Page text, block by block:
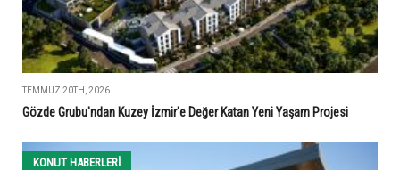
TEMMUZ 20TH, 2026
Gözde Grubu'ndan Kuzey İzmir'e Değer Katan Yeni Yaşam Projesi
KONUT HABERLERI